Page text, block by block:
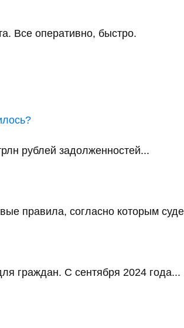
Все оперативно, быстро.
рублей задолженностей...
правила, согласно которым
граждан. С сентября 2024 года...